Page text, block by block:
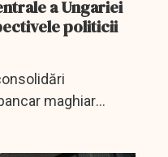
a Ungariei
politicii
maghiar
în mod